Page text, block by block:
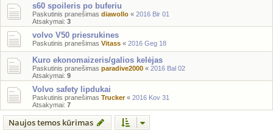
s60 spoileris po buferiu
Paskutinis pranešimas diawollo « 2016 Bir 01
Atsakymai: 3
volvo V50 priesrukines
Paskutinis pranešimas Vitass « 2016 Geg 18
Kuro ekonomaizeris/galios kelėjas
Paskutinis pranešimas paradive2000 « 2016 Bal 02
Atsakymai: 9
Volvo safety lipdukai
Paskutinis pranešimas Trucker« 2016 Kov 31
Atsakymai: 7
Naujos temos kūrimas